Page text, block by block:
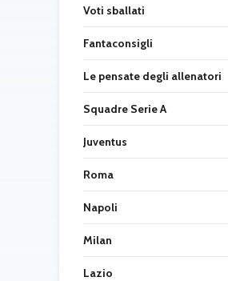
Voti sballati
Fantaconsigli
Le pensate degli allenatori
Squadre Serie A
Juventus
Roma
Napoli
Milan
Lazio